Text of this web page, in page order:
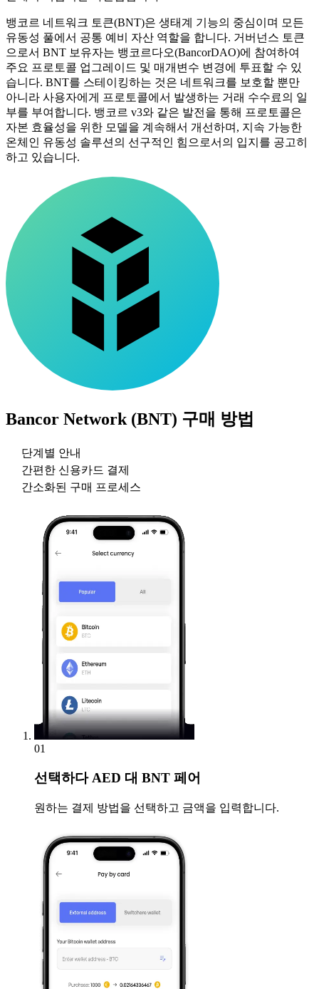
뱅코르 네트워크 토큰(BNT)은 생태계 기능의 중심이며 모든
유동성 풀에서 공통 예비 자산 역할을 합니다. 거버넌스 토큰
으로서 BNT 보유자는 뱅코르다오(BancorDAO)에 참여하여
주요 프로토콜 업그레이드 및 매개변수 변경에 투표할 수 있
습니다. BNT를 스테이킹하는 것은 네트워크를 보호할 뿐만
아니라 사용자에게 프로토콜에서 발생하는 거래 수수료의 일
부를 부여합니다. 뱅코르 v3와 같은 발전을 통해 프로토콜은
자본 효율성을 위한 모델을 계속해서 개선하며, 지속 가능한
온체인 유동성 솔루션의 선구적인 힘으로서의 입지를 공고히
하고 있습니다.
Bancor Network (BNT) 구매 방법
단계별 안내
간편한 신용카드 결제
간소화된 구매 프로세스
01
선택하다AED 대 BNT 페어
원하는 결제 방법을 선택하고 금액을 입력합니다.